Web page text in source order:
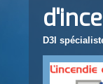
D3I